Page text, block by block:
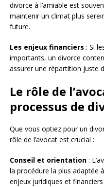
divorce à l’amiable est
maintenir un climat plus
future.
Les enjeux financiers : Si
importants, un divorce
assurer une répartition juste
Le rôle de
processus de
Que vous optiez pour un
rôle de l’avocat est crucial :
Conseil et orientation :
la procédure la plus adaptée
enjeux juridiques et